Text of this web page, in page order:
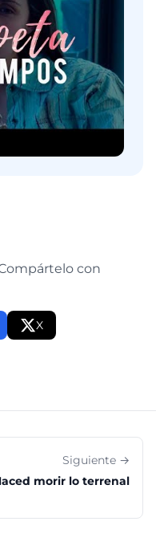
con
X
Siguiente →
morir lo terrenal